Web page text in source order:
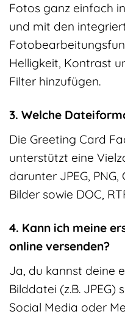
Fotos ganz einfach
und mit den
Helligkeit, Kontrast
Filter hinzufügen.
3. Welche
Die Greeting Card
unterstützt eine
darunter JPEG, PNG,
Bilder sowie DOC,
4. Kann ich meine
online versenden?
Ja, du kannst deine
Bilddatei (z.B. JPEG)
Social Media oder